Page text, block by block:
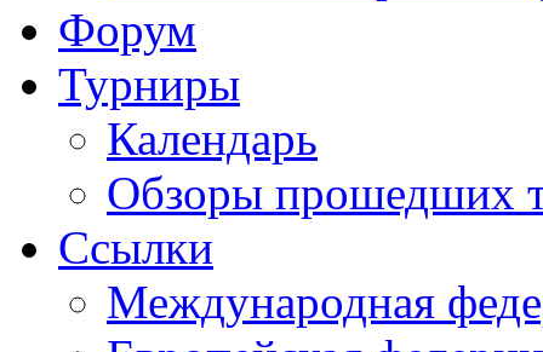
Форум
Турниры
Календарь
Обзоры прошедших
Ссылки
Международная